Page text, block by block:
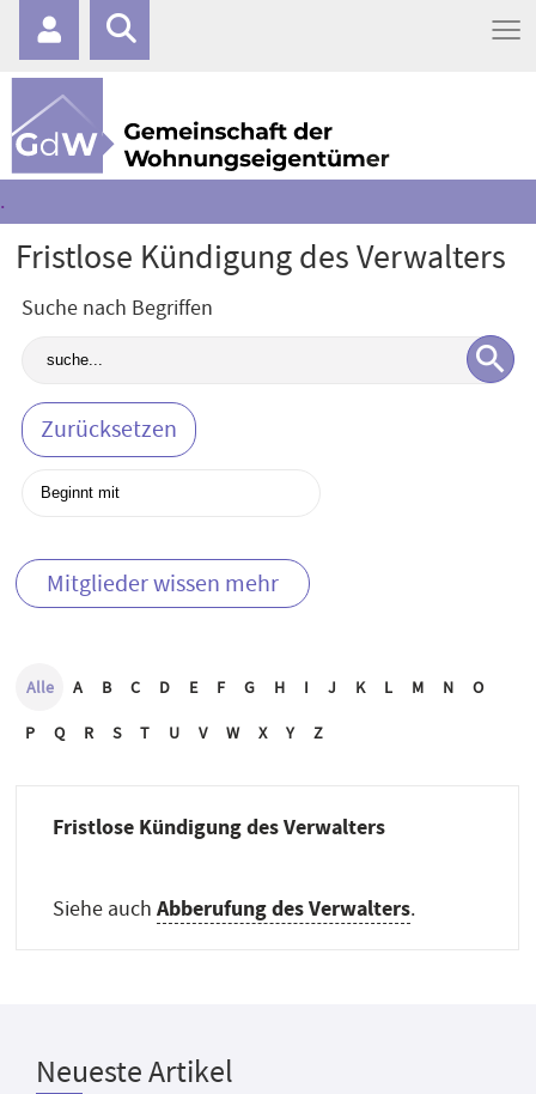
≡
.
Fristlose Kündigung des Verwalters
Suche nach Begriffen
Mitglieder wissen mehr
Alle A B C D E F G H I J K L M N O
P Q R S T U V W X Y Z
Fristlose Kündigung des Verwalters
Siehe auchAbberufung des Verwalters.
Neueste Artikel